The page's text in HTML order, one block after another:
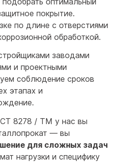
покрытие.
по длине с отверстиями
обработкой.
заводами
и проектными
соблюдение сроков
этапах и
8278 / ТМ у нас вы
— вы
для сложных задач
нагрузки и специфику